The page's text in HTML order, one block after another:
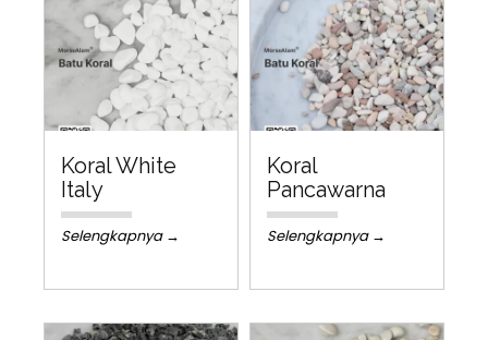
Koral White
Italy
Selengkapnya →
Koral
Pancawarna
Selengkapnya →